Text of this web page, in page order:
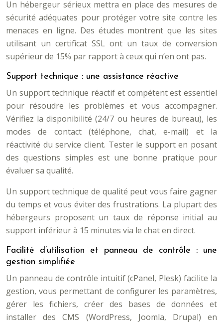
Un hébergeur sérieux mettra en place des mesures de
sécurité adéquates pour protéger votre site contre les
menaces en ligne. Des études montrent que les sites
utilisant un certificat SSL ont un taux de conversion
supérieur de 15% par rapport à ceux qui n’en ont pas.
Support technique : une assistance réactive
Un support technique réactif et compétent est essentiel
pour résoudre les problèmes et vous accompagner.
Vérifiez la disponibilité (24/7 ou heures de bureau), les
modes de contact (téléphone, chat, e-mail) et la
réactivité du service client. Tester le support en posant
des questions simples est une bonne pratique pour
évaluer sa qualité.
Un support technique de qualité peut vous faire gagner
du temps et vous éviter des frustrations. La plupart des
hébergeurs proposent un taux de réponse initial au
support inférieur à 15 minutes via le chat en direct.
Facilité d’utilisation et panneau de contrôle : une
gestion simplifiée
Un panneau de contrôle intuitif (cPanel, Plesk) facilite la
gestion, vous permettant de configurer les paramètres,
gérer les fichiers, créer des bases de données et
installer des CMS (WordPress, Joomla, Drupal) en